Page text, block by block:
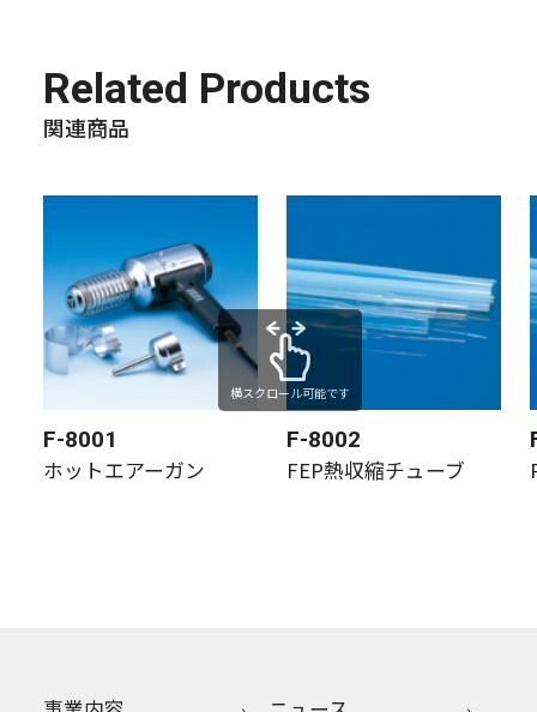
Related Products
関連商品
F-8001
ホットエアーガン
F-8002
FEP熱収縮チューブ
横スクロール可能です